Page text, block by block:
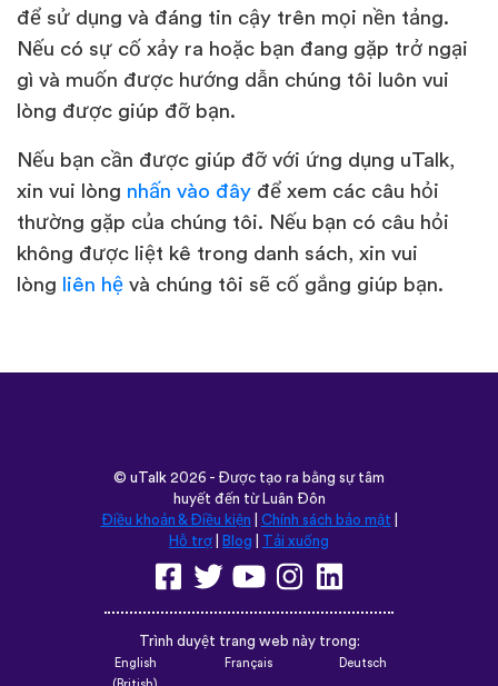
để sử dụng và đáng tin cậy trên mọi nền tảng.
Nếu có sự cố xảy ra hoặc bạn đang gặp trở ngại
gì và muốn được hướng dẫn chúng tôi luôn vui
lòng được giúp đỡ bạn.
Nếu bạn cần được giúp đỡ với ứng dụng uTalk,
xin vui lòng nhấn vào đây để xem các câu hỏi
thường gặp của chúng tôi. Nếu bạn có câu hỏi
không được liệt kê trong danh sách, xin vui
lòng liên hệ và chúng tôi sẽ cố gắng giúp bạn.
© uTalk 2026 - Được tạo ra bằng sự tâm
huyết đến từ Luân Đôn
Điều khoản & Điều kiện
Chính sách bảo mật
Hỗ trợ
Blog Tải xuống
Trình duyệt trang web này trong:
English
Français Deutsch